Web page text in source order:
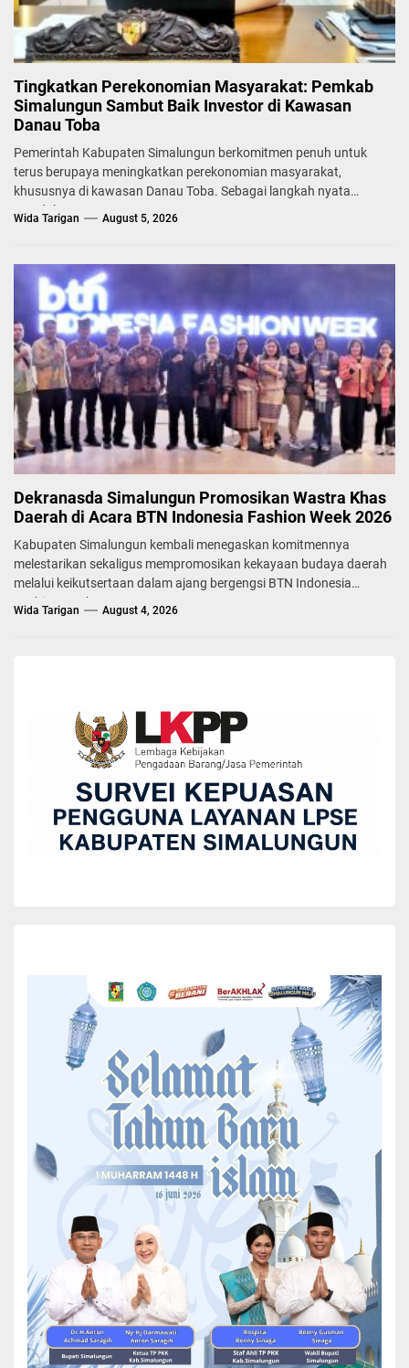
Tingkatkan Perekonomian Masyarakat: Pemkab
Simalungun Sambut Baik Investor di Kawasan
Danau Toba
Pemerintah Kabupaten Simalungun berkomitmen penuh untuk
terus berupaya meningkatkan perekonomian masyarakat,
khususnya di kawasan Danau Toba. Sebagai langkah nyata
mendukung...
Wida Tarigan August 5, 2026
Dekranasda Simalungun Promosikan Wastra Khas
Daerah di Acara BTN Indonesia Fashion Week 2026
Kabupaten Simalungun kembali menegaskan komitmennya
melestarikan sekaligus mempromosikan kekayaan budaya daerah
melalui keikutsertaan dalam ajang bergengsi BTN Indonesia
Fashion Week...
Wida Tarigan August 4, 2026
Resmikan Kantor Pangulu Nagori Pamatang
Simalungun, Bupati Komit Bantu Keuangan
Wida Tarigan December 16, 2025
Lokasi kantor yang terletak di Jalan Bunga Raya Nagori Pamatang
Simalungun, Kecamatan Siantar, Kabupaten Simalungun, Sumatera
Utara, menjadi acara peresmian yang digelar pada Jumat
(12/12/2025).
Resmikan Kantor Pangulu Nagori Pamatang Simalungun,
Bupati Komit Bantu Keuangan Nagori
Peresmian Kantor Pangulu ini langsung dilakukan oleh Bupati
Simalungun, Dr H Anton Achmad Saragih, yang didampingi oleh Plt.
Kepala Dinas Pemberdayaan Masyarakat dan Pemerintahan
Nagori (PMPN) Eliyanto Purba, Pangulu Nagori Pamatang
Simalungun Mangihut Martua Manik, serta unsur Forkopimca
Kecamatan Siantar, ditandai dengan Pengguntingan pita menjadi
titik puncak acara yang dihadiri oleh ratusan warga.
Pada kesempatan tersebut, Pangulu Pamatang Simalungun,
Mangihut Martua Manik menyampaikan bahwa peresmian kantor